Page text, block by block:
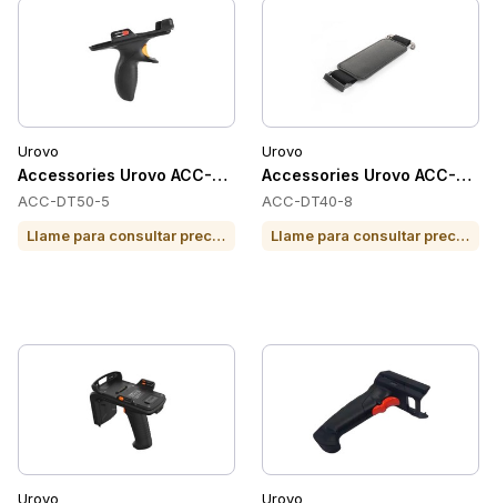
Urovo
Accessories Urovo ACC-DT50-5
ACC-DT50-5
Llame para consultar precio o para comprar
Urovo
Accessories Urovo ACC-
ACC-DT40-8
Llame para consultar precio o para comprar
Urovo Urovo